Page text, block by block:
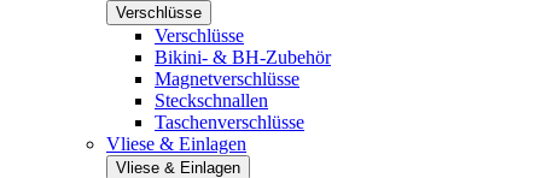
Verschlüsse
Verschlüsse
Bikini- & BH-Zubehör
Magnetverschlüsse
Steckschnallen
Taschenverschlüsse
Vliese & Einlagen
Vliese & Einlagen